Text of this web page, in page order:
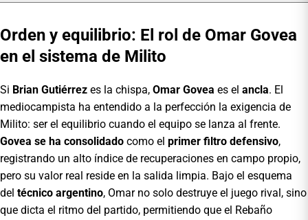
Orden y equilibrio: El rol de Omar Govea
en el sistema de Milito
Si Brian Gutiérrez es la chispa, Omar Govea es el ancla. El
mediocampista ha entendido a la perfección la exigencia de
Milito: ser el equilibrio cuando el equipo se lanza al frente.
Govea se ha consolidado como el primer filtro defensivo,
registrando un alto índice de recuperaciones en campo propio,
pero su valor real reside en la salida limpia. Bajo el esquema
del técnico argentino, Omar no solo destruye el juego rival, sino
que dicta el ritmo del partido, permitiendo que el Rebaño